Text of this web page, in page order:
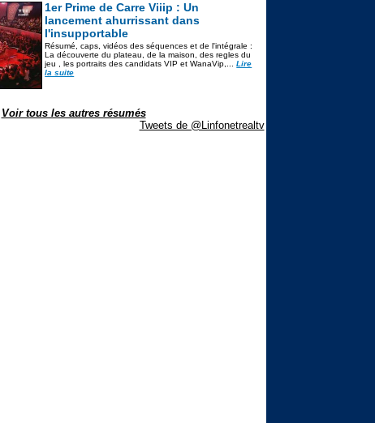
1er Prime de Carre Viiip : Un
lancement ahurrissant dans
l'insupportable
Résumé, caps, vidéos des séquences et de l'intégrale :
La découverte du plateau, de la maison, des regles du
jeu , les portraits des candidats VIP et WanaVip,...Lire
la suite
Voir tous les autres résumés
Tweets de @Linfonetrealtv